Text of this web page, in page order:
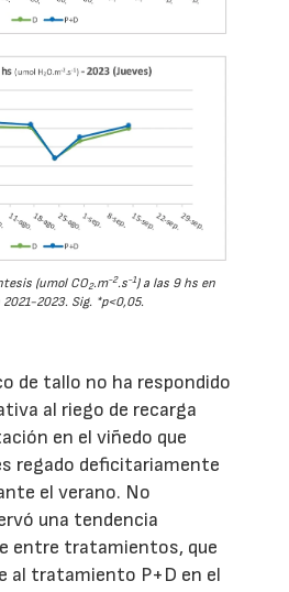
(umol CO2.m-2.s-1) a las 9 hs en
2023. Sig. *p<0,05.
de tallo no ha respondido
al riego de recarga
en el viñedo que
regado deficitariamente
el verano. No
una tendencia
entre tratamientos, que
al tratamiento P+D en el